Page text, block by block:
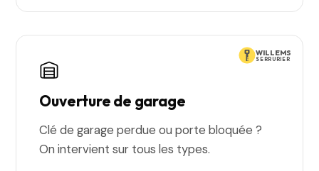
WILLEMS
SERRURIER
Ouverture de garage
Clé de garage perdue ou porte bloquée ?
On intervient sur tous les types.